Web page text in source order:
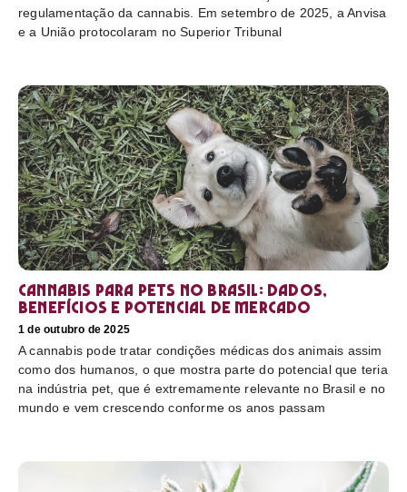
regulamentação da cannabis. Em setembro de 2025, a Anvisa
e a União protocolaram no Superior Tribunal
Cannabis para pets no Brasil: dados,
benefícios e potencial de mercado
1 de outubro de 2025
A cannabis pode tratar condições médicas dos animais assim
como dos humanos, o que mostra parte do potencial que teria
na indústria pet, que é extremamente relevante no Brasil e no
mundo e vem crescendo conforme os anos passam